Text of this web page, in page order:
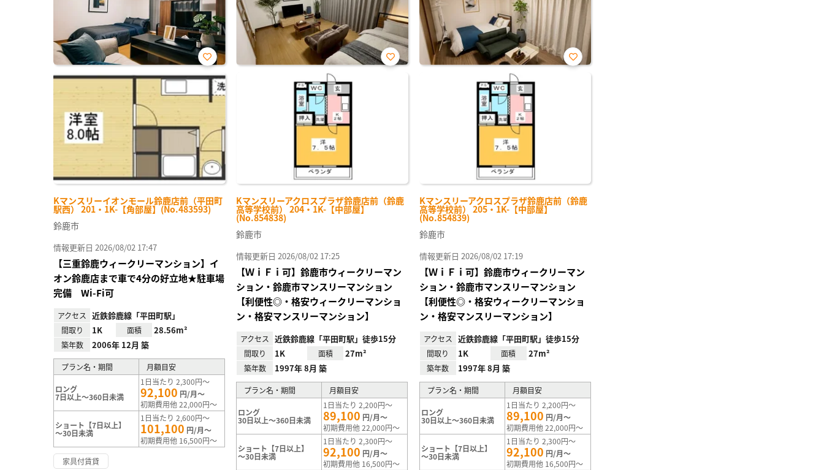
Kマンスリーイオンモール鈴鹿店前（平田町
駅西） 201・1K-【角部屋】(No.483593)
お気
に入
り登
録
鈴鹿市
情報更新日 2026/08/02 17:47
【三重鈴鹿ウィークリーマンション】イ
オン鈴鹿店まで車で4分の好立地★駐車場
完備 Wi-Fi可
アクセス 近鉄鈴鹿線「平田町駅」
間取り 1K 面積 28.56m²
築年数 2006年 12月 築
プラン名・期間 月額目安
ロング
7日以上～360日未満
1日当たり 2,300円～
92,100 円/月～
初期費用他 22,000円～
ショート【7日以上】
～30日未満
1日当たり 2,600円～
101,100 円/月～
初期費用他 16,500円～
家具付賃貸
Kマンスリーアクロスプラザ鈴鹿店前（鈴鹿
高等学校前） 204・1K-【中部屋】
(No.854838)
お気
鈴鹿市
情報更新日 2026/08/02 17:25
【ＷｉＦｉ可】鈴鹿市ウィークリーマン
ション・鈴鹿市マンスリーマンション
【利便性◎・格安ウィークリーマンショ
ン・格安マンスリーマンション】
アクセス 近鉄鈴鹿線「平田町駅」徒歩15分
間取り 1K 面積 27m²
築年数 1997年 8月 築
プラン名・期間 月額目安
ロング
30日以上～360日未満
1日当たり 2,200円～
89,100 円/月～
初期費用他 22,000円～
ショート【7日以上】
～30日未満
1日当たり 2,300円～
92,100 円/月～
初期費用他 16,500円～
Kマンスリーアクロスプラザ鈴鹿店前（鈴鹿
高等学校前） 205・1K-【中部屋】
(No.854839)
お気
鈴鹿市
情報更新日 2026/08/02 17:19
【ＷｉＦｉ可】鈴鹿市ウィークリーマン
ション・鈴鹿市マンスリーマンション
【利便性◎・格安ウィークリーマンショ
ン・格安マンスリーマンション】
アクセス 近鉄鈴鹿線「平田町駅」徒歩15分
間取り 1K 面積 27m²
築年数 1997年 8月 築
プラン名・期間 月額目安
ロング
30日以上～360日未満
1日当たり 2,200円～
89,100 円/月～
初期費用他 22,000円～
ショート【7日以上】
～30日未満
1日当たり 2,300円～
92,100 円/月～
初期費用他 16,500円～